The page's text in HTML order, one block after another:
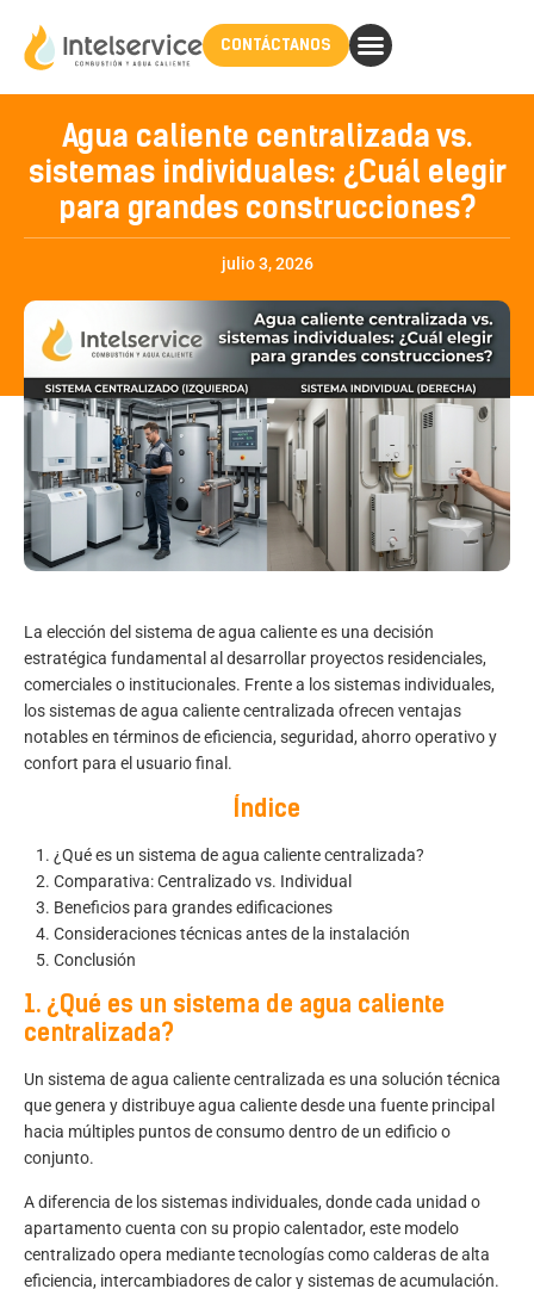
CONTÁCTANOS
Agua caliente centralizada vs.
sistemas individuales: ¿Cuál elegir
para grandes construcciones?
julio 3, 2026
La elección del sistema de agua caliente es una decisión
estratégica fundamental al desarrollar proyectos residenciales,
comerciales o institucionales. Frente a los sistemas individuales,
los sistemas de agua caliente centralizada ofrecen ventajas
notables en términos de eficiencia, seguridad, ahorro operativo y
confort para el usuario final.
Índice
¿Qué es un sistema de agua caliente centralizada?
Comparativa: Centralizado vs. Individual
Beneficios para grandes edificaciones
Consideraciones técnicas antes de la instalación
Conclusión
1. ¿Qué es un sistema de agua caliente
centralizada?
Un sistema de agua caliente centralizada es una solución técnica
que genera y distribuye agua caliente desde una fuente principal
hacia múltiples puntos de consumo dentro de un edificio o
conjunto.
A diferencia de los sistemas individuales, donde cada unidad o
apartamento cuenta con su propio calentador, este modelo
centralizado opera mediante tecnologías como calderas de alta
eficiencia, intercambiadores de calor y sistemas de acumulación.